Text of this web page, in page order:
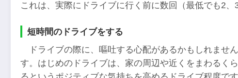
これは、実際にドライブに行く前に数回（最低でも2、
短時間のドライブをする
ドライブの際に、嘔吐する心配があるかもしれませ
す。はじめのドライブは、家の周辺や近くをまわるく